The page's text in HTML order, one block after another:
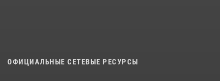
ОФИЦИАЛЬНЫЕ СЕТЕВЫЕ РЕСУРСЫ